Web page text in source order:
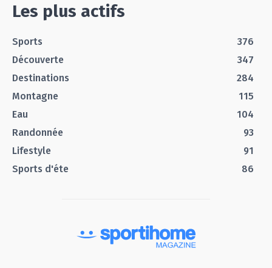
Les plus actifs
Sports
376
Découverte
347
Destinations
284
Montagne
115
Eau
104
Randonnée
93
Lifestyle
91
Sports d'éte
86